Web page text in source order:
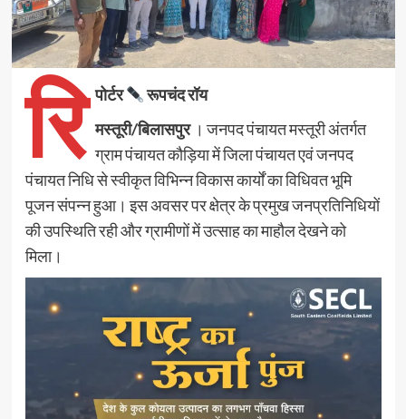
रि पोर्टर
रूपचंद रॉय
मस्तूरी/बिलासपुर। जनपद पंचायत मस्तूरी अंतर्गत
ग्राम पंचायत कौड़िया में जिला पंचायत एवं जनपद
पंचायत निधि से स्वीकृत विभिन्न विकास कार्यों का विधिवत भूमि
पूजन संपन्न हुआ। इस अवसर पर क्षेत्र के प्रमुख जनप्रतिनिधियों
की उपस्थिति रही और ग्रामीणों में उत्साह का माहौल देखने को
मिला।